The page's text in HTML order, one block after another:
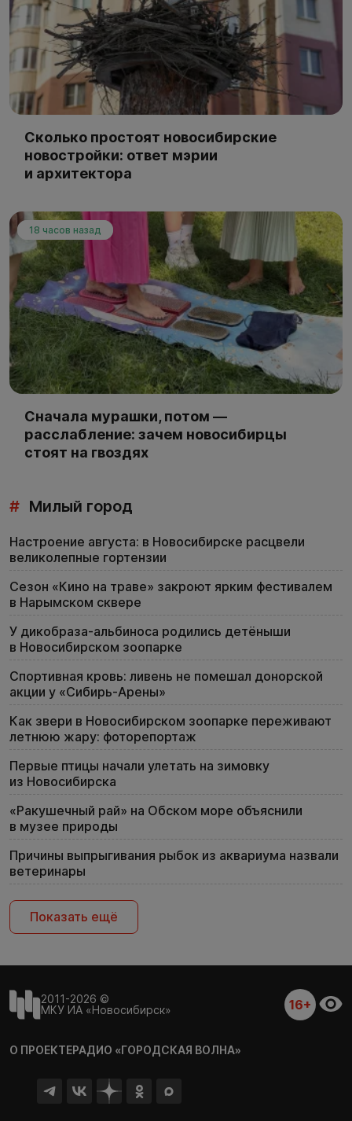
Сколько простоят новосибирские
новостройки: ответ мэрии
и архитектора
18 часов назад
Сначала мурашки, потом —
расслабление: зачем новосибирцы
стоят на гвоздях
# Милый город
Настроение августа: в Новосибирске расцвели
великолепные гортензии
Сезон «Кино на траве» закроют ярким фестивалем
в Нарымском сквере
У дикобраза-альбиноса родились детёныши
в Новосибирском зоопарке
Спортивная кровь: ливень не помешал донорской
акции у «Сибирь-Арены»
Как звери в Новосибирском зоопарке переживают
летнюю жару: фоторепортаж
Первые птицы начали улетать на зимовку
из Новосибирска
«Ракушечный рай» на Обском море объяснили
в музее природы
Причины выпрыгивания рыбок из аквариума назвали
ветеринары
Показать ещё
2011-2026 ©
МКУ ИА «Новосибирск»
16+
О ПРОЕКТЕРАДИО «ГОРОДСКАЯ ВОЛНА»